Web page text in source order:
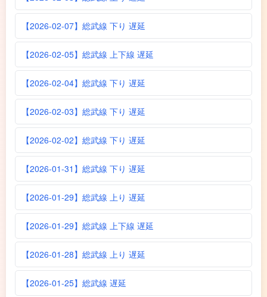
【2026-02-07】総武線 下り 遅延
【2026-02-05】総武線 上下線 遅延
【2026-02-04】総武線 下り 遅延
【2026-02-03】総武線 下り 遅延
【2026-02-02】総武線 下り 遅延
【2026-01-31】総武線 下り 遅延
【2026-01-29】総武線 上り 遅延
【2026-01-29】総武線 上下線 遅延
【2026-01-28】総武線 上り 遅延
【2026-01-25】総武線 遅延